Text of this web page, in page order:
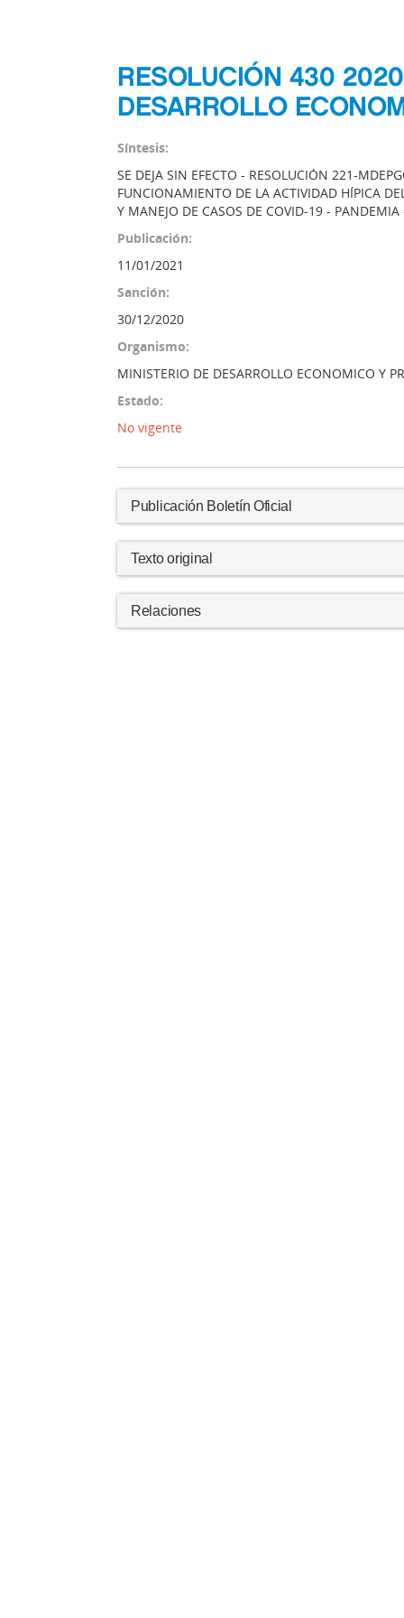
RESOLUCIÓN 430
DESARROLLO
Síntesis:
SE DEJA SIN EFECTO - RESOLUCIÓN 221-
FUNCIONAMIENTO DE LA ACTIVIDAD HÍPICA
Y MANEJO DE CASOS DE COVID-19 -
Publicación:
11/01/2021
Sanción:
30/12/2020
Organismo:
MINISTERIO DE DESARROLLO ECONOMICO Y
Estado:
No vigente
Publicación Boletín Oficial
Texto original
Relaciones